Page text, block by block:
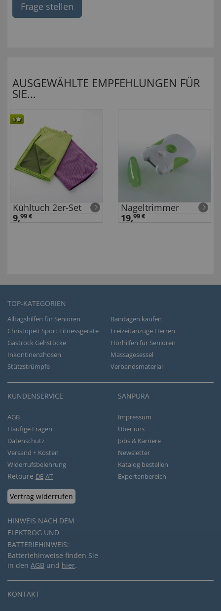
Frage stellen
AUSGEWÄHLTE EMPFEHLUNGEN FÜR
SIE...
5
Kühltuch 2er-Set
9,99 €
Nageltrimmer
19,99 €
TOP-KATEGORIEN
Alltagshilfen für Senioren
Bandagen kaufen
Christopeit Sport Fitnessgeräte
Freizeitanzüge Herren
Gastrock Gehstöcke
Hörhilfen für Senioren
Inkontinenzhosen
Massagesessel
Stützstrümpfe
Verbandsmaterial
KUNDENSERVICE
AGB
Häufige Fragen
Datenschutz
Versand + Kosten
Widerrufsbelehrung
Retoure DE AT
Vertrag widerrufen
HINWEIS NACH DEM
ELEKTROG UND
BATTERIEHINWEIS:
Batteriehinweise finden Sie
in den AGB und hier.
SANPURA
Impressum
Über uns
Jobs & Karriere
Newsletter
Katalog bestellen
Expertenbereich
KONTAKT